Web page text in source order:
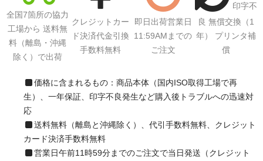
全国7箇所の協力
工場から 送料無
料（離島・沖縄
除く）で出荷
クレジットカー
ド決済代金引換
手数料無料
即日出荷営業日
11:59AMまでの
ご注文
印字不
良 無償交換（1
年） プリンタ補
償
価格に含まれるもの：商品本体（国内ISO取得工場で再
生）、一年保証、印字不良発生など購入後トラブルへの迅速対
応
送料無料（離島と沖縄除く）、代引手数料無料、クレジット
カード決済手数料無料
営業日午前11時59分までのご注文で当日発送（クレジット